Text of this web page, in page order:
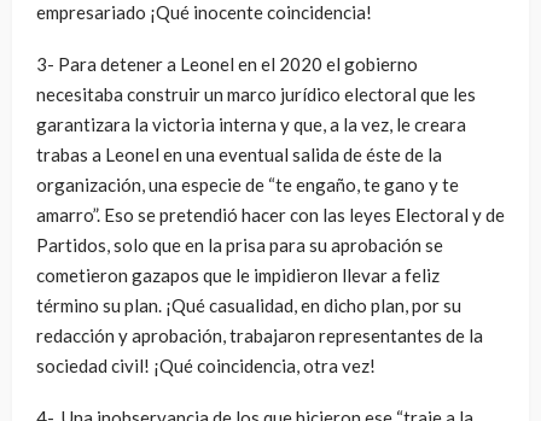
empresariado ¡Qué inocente coincidencia!
3- Para detener a Leonel en el 2020 el gobierno
necesitaba construir un marco jurídico electoral que les
garantizara la victoria interna y que, a la vez, le creara
trabas a Leonel en una eventual salida de éste de la
organización, una especie de “te engaño, te gano y te
amarro”. Eso se pretendió hacer con las leyes Electoral y de
Partidos, solo que en la prisa para su aprobación se
cometieron gazapos que le impidieron llevar a feliz
término su plan. ¡Qué casualidad, en dicho plan, por su
redacción y aprobación, trabajaron representantes de la
sociedad civil! ¡Qué coincidencia, otra vez!